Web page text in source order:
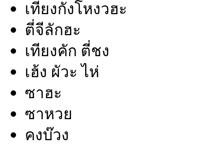
เทียงกังโหงวฮะ
ตี่จีลักฮะ
เทียงคัก ตี่ชง
เฮ้ง ผัวะ ไห่
ซาฮะ
ซาหวย
คงบ๊วง